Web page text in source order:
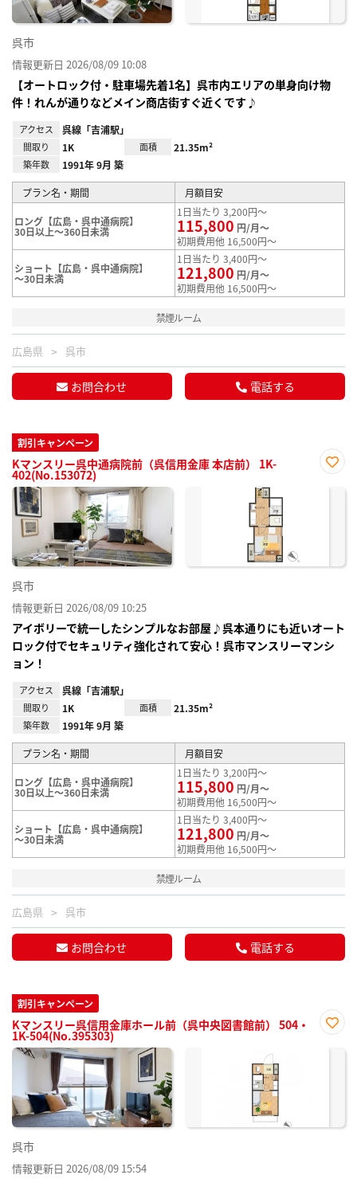
呉市
情報更新日 2026/08/09 10:08
【オートロック付・駐車場先着1名】呉市内エリアの単身向け物
件！れんが通りなどメイン商店街すぐ近くです♪
アクセス 呉線「吉浦駅」
間取り 1K 面積 21.35m²
築年数 1991年 9月 築
プラン名・期間 月額目安
ロング【広島・呉中通病院】
30日以上～360日未満
1日当たり 3,200円～
115,800 円/月～
初期費用他 16,500円～
ショート【広島・呉中通病院】
～30日未満
1日当たり 3,400円～
121,800 円/月～
初期費用他 16,500円～
禁煙ルーム
広島県 呉市
お問合わせ 電話する
割引キャンペーン
Kマンスリー呉中通病院前（呉信用金庫 本店前） 1K-
402(No.153072)
に入
呉市
情報更新日 2026/08/09 10:25
アイボリーで統一したシンプルなお部屋♪呉本通りにも近いオート
ロック付でセキュリティ強化されて安心！呉市マンスリーマンシ
ョン！
アクセス 呉線「吉浦駅」
間取り 1K 面積 21.35m²
築年数 1991年 9月 築
プラン名・期間 月額目安
ロング【広島・呉中通病院】
30日以上～360日未満
1日当たり 3,200円～
115,800 円/月～
初期費用他 16,500円～
ショート【広島・呉中通病院】
～30日未満
1日当たり 3,400円～
121,800 円/月～
初期費用他 16,500円～
禁煙ルーム
広島県 呉市
お問合わせ 電話する
割引キャンペーン
Kマンスリー呉信用金庫ホール前（呉中央図書館前） 504・
1K-504(No.395303)
に入
呉市
情報更新日 2026/08/09 15:54